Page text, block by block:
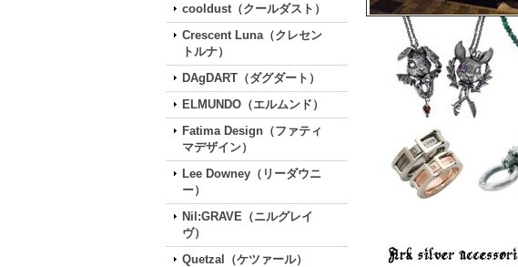
cooldust（クールダスト）
Crescent Luna（クレセン
トルナ）
DAgDART（ダグダート）
ELMUNDO（エルムンド）
Fatima Design（ファティ
マデザイン）
Lee Downey（リーダウニ
ー）
Nil:GRAVE（ニルグレイ
ヴ）
Quetzal（ケツァール）